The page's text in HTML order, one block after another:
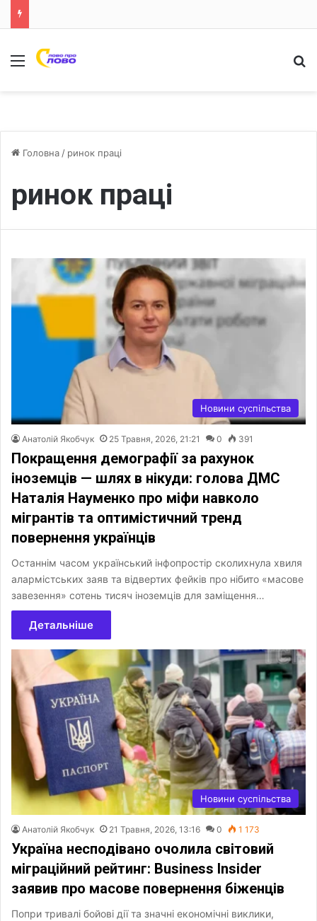
Меню
Головна / ринок праці
ринок праці
Новини суспільства
Анатолій Якобчук 25 Травня, 2026, 21:21 0 391
Покращення демографії за рахунок
іноземців — шлях в нікуди: голова ДМС
Наталія Науменко про міфи навколо
мігрантів та оптимістичний тренд
повернення українців
Останнім часом український інфопростір сколихнула хвиля
алармістських заяв та відвертих фейків про нібито «масове
завезення» сотень тисяч іноземців для заміщення…
Детальніше
Новини суспільства
Анатолій Якобчук 21 Травня, 2026, 13:16 0 1 173
Україна несподівано очолила світовий
міграційний рейтинг: Business Insider
заявив про масове повернення біженців
Попри тривалі бойові дії та значні економічні виклики,